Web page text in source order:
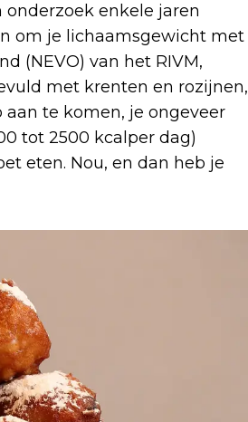
enkele jaren
om je lichaamsgewicht met
(NEVO) van het RIVM,
met krenten en rozijnen,
te komen, je ongeveer
tot 2500 kcalper dag)
eten. Nou, en dan heb je